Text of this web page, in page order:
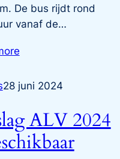
De bus rijdt rond
vanaf de…
28 juni 2024
ALV 2024